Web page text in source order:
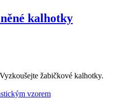
kalhotky
žabičkové kalhotky.